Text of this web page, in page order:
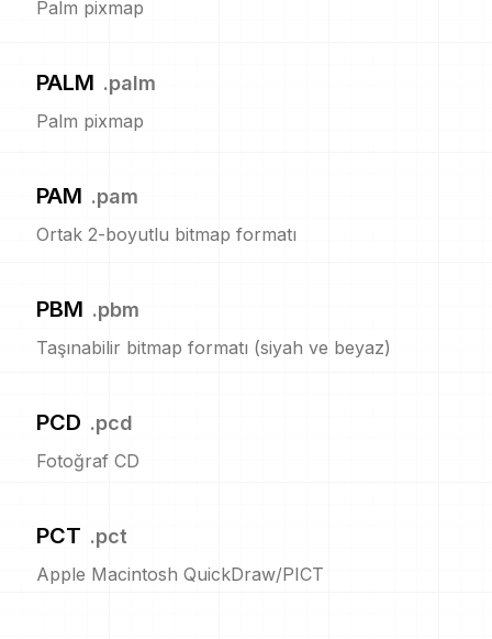
Palm pixmap
PALM .palm
Palm pixmap
PAM .pam
Ortak 2-boyutlu bitmap formatı
PBM .pbm
Taşınabilir bitmap formatı (siyah ve beyaz)
PCD .pcd
Fotoğraf CD
PCT .pct
Apple Macintosh QuickDraw/PICT